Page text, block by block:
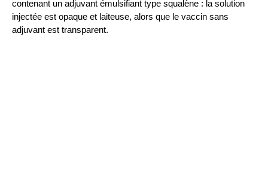
contenant un adjuvant émulsifiant type squalène : la solution
injectée est opaque et laiteuse, alors que le vaccin sans
adjuvant est transparent.